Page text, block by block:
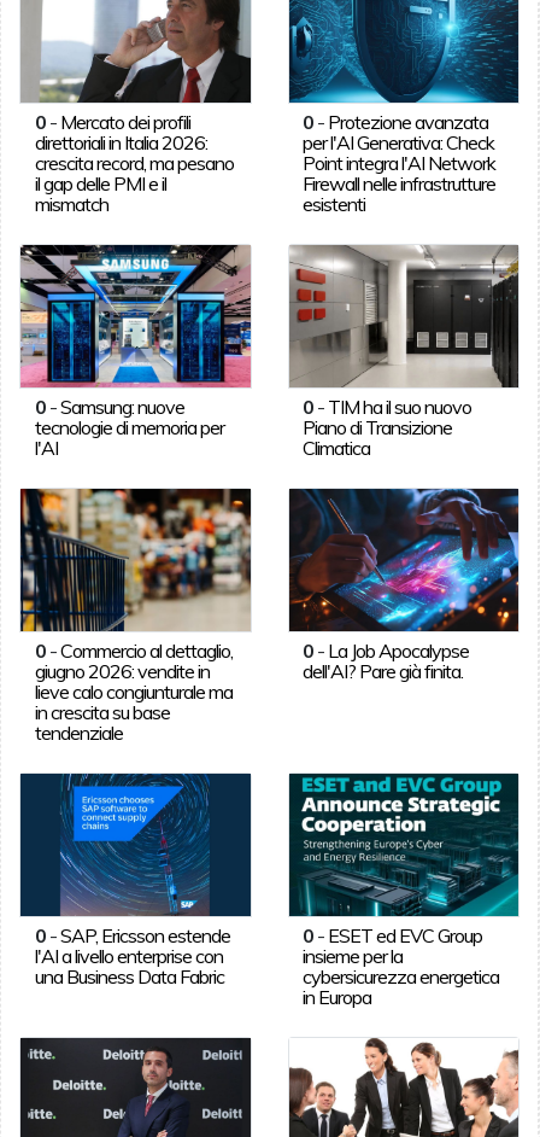
0- Mercato dei profili
direttoriali in Italia 2026:
crescita record, ma pesano
il gap delle PMI e il
mismatch
0 - Protezione avanzata
per l'AI Generativa: Check
Point integra l'AI Network
Firewall nelle infrastrutture
esistenti
0-Samsung: nuove
tecnologie di memoria per
l'AI
0 - TIM ha il suo nuovo
Piano di Transizione
Climatica
0-Commercio al dettaglio,
giugno 2026: vendite in
lieve calo congiunturale ma
in crescita su base
tendenziale
0 - La Job Apocalypse
dell'AI? Pare già finita.
0-SAP, Ericsson estende
l'AI a livello enterprise con
una Business Data Fabric
0 - ESET ed EVC Group
insieme per la
cybersicurezza energetica
in Europa